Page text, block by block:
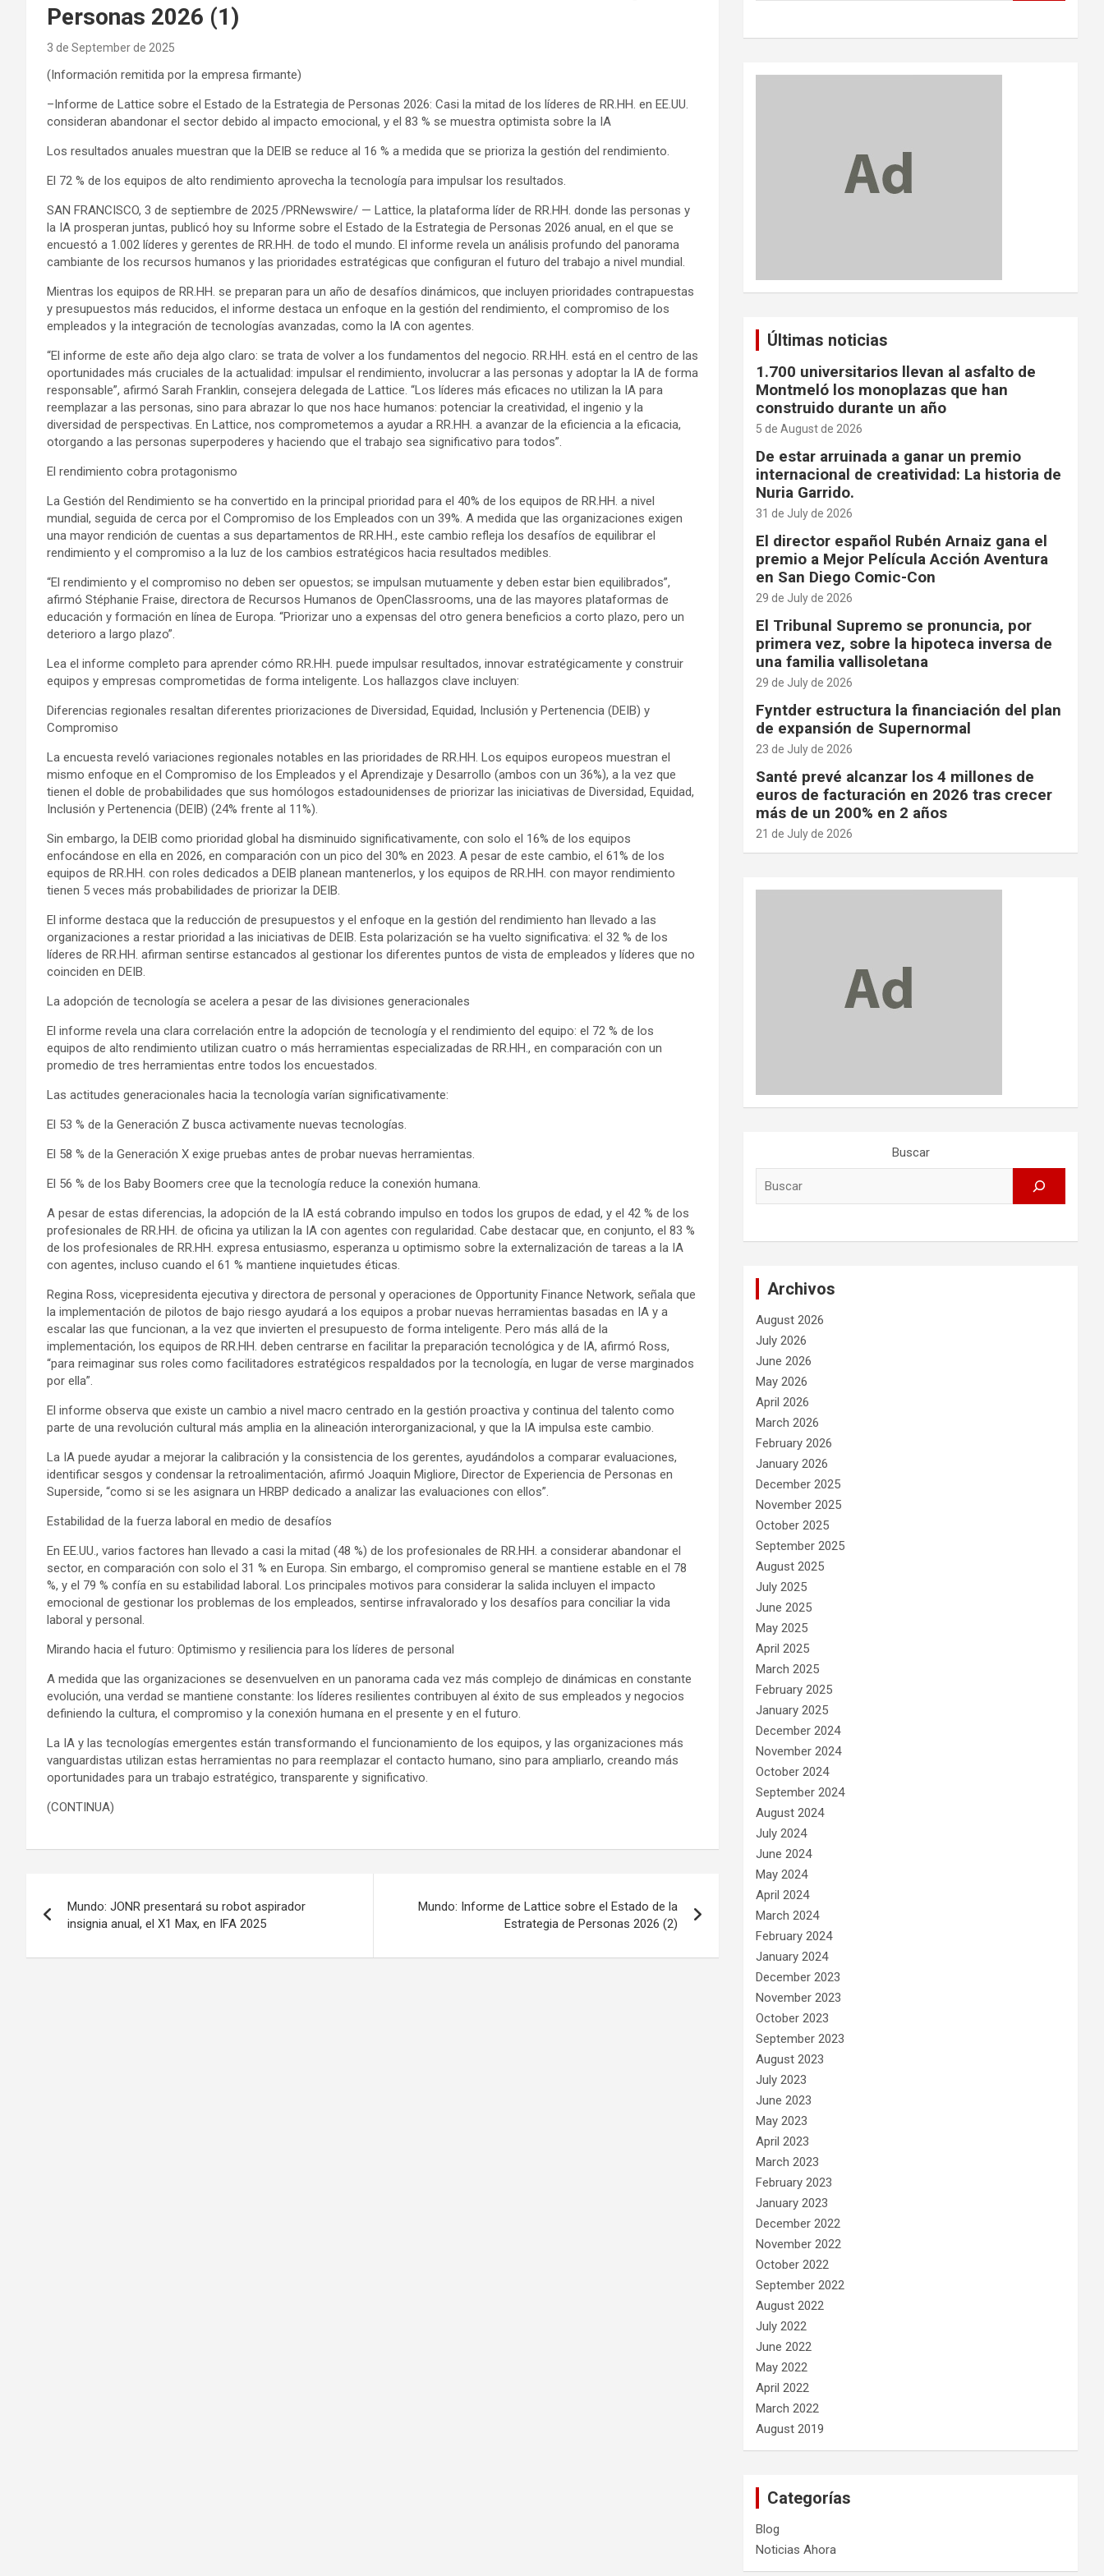
Personas 2026 (1)
3 de September de 2025
(Información remitida por la empresa firmante)
–Informe de Lattice sobre el Estado de la Estrategia de Personas 2026: Casi la mitad de los líderes de RR.HH. en EE.UU.
consideran abandonar el sector debido al impacto emocional, y el 83 % se muestra optimista sobre la IA
Los resultados anuales muestran que la DEIB se reduce al 16 % a medida que se prioriza la gestión del rendimiento.
El 72 % de los equipos de alto rendimiento aprovecha la tecnología para impulsar los resultados.
SAN FRANCISCO, 3 de septiembre de 2025 /PRNewswire/ — Lattice, la plataforma líder de RR.HH. donde las personas y
la IA prosperan juntas, publicó hoy su Informe sobre el Estado de la Estrategia de Personas 2026 anual, en el que se
encuestó a 1.002 líderes y gerentes de RR.HH. de todo el mundo. El informe revela un análisis profundo del panorama
cambiante de los recursos humanos y las prioridades estratégicas que configuran el futuro del trabajo a nivel mundial.
Mientras los equipos de RR.HH. se preparan para un año de desafíos dinámicos, que incluyen prioridades contrapuestas
y presupuestos más reducidos, el informe destaca un enfoque en la gestión del rendimiento, el compromiso de los
empleados y la integración de tecnologías avanzadas, como la IA con agentes.
“El informe de este año deja algo claro: se trata de volver a los fundamentos del negocio. RR.HH. está en el centro de las
oportunidades más cruciales de la actualidad: impulsar el rendimiento, involucrar a las personas y adoptar la IA de forma
responsable”, afirmó Sarah Franklin, consejera delegada de Lattice. “Los líderes más eficaces no utilizan la IA para
reemplazar a las personas, sino para abrazar lo que nos hace humanos: potenciar la creatividad, el ingenio y la
diversidad de perspectivas. En Lattice, nos comprometemos a ayudar a RR.HH. a avanzar de la eficiencia a la eficacia,
otorgando a las personas superpoderes y haciendo que el trabajo sea significativo para todos”.
El rendimiento cobra protagonismo
La Gestión del Rendimiento se ha convertido en la principal prioridad para el 40% de los equipos de RR.HH. a nivel
mundial, seguida de cerca por el Compromiso de los Empleados con un 39%. A medida que las organizaciones exigen
una mayor rendición de cuentas a sus departamentos de RR.HH., este cambio refleja los desafíos de equilibrar el
rendimiento y el compromiso a la luz de los cambios estratégicos hacia resultados medibles.
“El rendimiento y el compromiso no deben ser opuestos; se impulsan mutuamente y deben estar bien equilibrados”,
afirmó Stéphanie Fraise, directora de Recursos Humanos de OpenClassrooms, una de las mayores plataformas de
educación y formación en línea de Europa. “Priorizar uno a expensas del otro genera beneficios a corto plazo, pero un
deterioro a largo plazo”.
Lea el informe completo para aprender cómo RR.HH. puede impulsar resultados, innovar estratégicamente y construir
equipos y empresas comprometidas de forma inteligente. Los hallazgos clave incluyen:
Diferencias regionales resaltan diferentes priorizaciones de Diversidad, Equidad, Inclusión y Pertenencia (DEIB) y
Compromiso
La encuesta reveló variaciones regionales notables en las prioridades de RR.HH. Los equipos europeos muestran el
mismo enfoque en el Compromiso de los Empleados y el Aprendizaje y Desarrollo (ambos con un 36%), a la vez que
tienen el doble de probabilidades que sus homólogos estadounidenses de priorizar las iniciativas de Diversidad, Equidad,
Inclusión y Pertenencia (DEIB) (24% frente al 11%).
Sin embargo, la DEIB como prioridad global ha disminuido significativamente, con solo el 16% de los equipos
enfocándose en ella en 2026, en comparación con un pico del 30% en 2023. A pesar de este cambio, el 61% de los
equipos de RR.HH. con roles dedicados a DEIB planean mantenerlos, y los equipos de RR.HH. con mayor rendimiento
tienen 5 veces más probabilidades de priorizar la DEIB.
El informe destaca que la reducción de presupuestos y el enfoque en la gestión del rendimiento han llevado a las
organizaciones a restar prioridad a las iniciativas de DEIB. Esta polarización se ha vuelto significativa: el 32 % de los
líderes de RR.HH. afirman sentirse estancados al gestionar los diferentes puntos de vista de empleados y líderes que no
coinciden en DEIB.
La adopción de tecnología se acelera a pesar de las divisiones generacionales
El informe revela una clara correlación entre la adopción de tecnología y el rendimiento del equipo: el 72 % de los
equipos de alto rendimiento utilizan cuatro o más herramientas especializadas de RR.HH., en comparación con un
promedio de tres herramientas entre todos los encuestados.
Las actitudes generacionales hacia la tecnología varían significativamente:
El 53 % de la Generación Z busca activamente nuevas tecnologías.
El 58 % de la Generación X exige pruebas antes de probar nuevas herramientas.
El 56 % de los Baby Boomers cree que la tecnología reduce la conexión humana.
A pesar de estas diferencias, la adopción de la IA está cobrando impulso en todos los grupos de edad, y el 42 % de los
profesionales de RR.HH. de oficina ya utilizan la IA con agentes con regularidad. Cabe destacar que, en conjunto, el 83 %
de los profesionales de RR.HH. expresa entusiasmo, esperanza u optimismo sobre la externalización de tareas a la IA
con agentes, incluso cuando el 61 % mantiene inquietudes éticas.
Regina Ross, vicepresidenta ejecutiva y directora de personal y operaciones de Opportunity Finance Network, señala que
la implementación de pilotos de bajo riesgo ayudará a los equipos a probar nuevas herramientas basadas en IA y a
escalar las que funcionan, a la vez que invierten el presupuesto de forma inteligente. Pero más allá de la
implementación, los equipos de RR.HH. deben centrarse en facilitar la preparación tecnológica y de IA, afirmó Ross,
“para reimaginar sus roles como facilitadores estratégicos respaldados por la tecnología, en lugar de verse marginados
por ella”.
El informe observa que existe un cambio a nivel macro centrado en la gestión proactiva y continua del talento como
parte de una revolución cultural más amplia en la alineación interorganizacional, y que la IA impulsa este cambio.
La IA puede ayudar a mejorar la calibración y la consistencia de los gerentes, ayudándolos a comparar evaluaciones,
identificar sesgos y condensar la retroalimentación, afirmó Joaquin Migliore, Director de Experiencia de Personas en
Superside, “como si se les asignara un HRBP dedicado a analizar las evaluaciones con ellos”.
Estabilidad de la fuerza laboral en medio de desafíos
En EE.UU., varios factores han llevado a casi la mitad (48 %) de los profesionales de RR.HH. a considerar abandonar el
sector, en comparación con solo el 31 % en Europa. Sin embargo, el compromiso general se mantiene estable en el 78
%, y el 79 % confía en su estabilidad laboral. Los principales motivos para considerar la salida incluyen el impacto
emocional de gestionar los problemas de los empleados, sentirse infravalorado y los desafíos para conciliar la vida
laboral y personal.
Mirando hacia el futuro: Optimismo y resiliencia para los líderes de personal
A medida que las organizaciones se desenvuelven en un panorama cada vez más complejo de dinámicas en constante
evolución, una verdad se mantiene constante: los líderes resilientes contribuyen al éxito de sus empleados y negocios
definiendo la cultura, el compromiso y la conexión humana en el presente y en el futuro.
La IA y las tecnologías emergentes están transformando el funcionamiento de los equipos, y las organizaciones más
vanguardistas utilizan estas herramientas no para reemplazar el contacto humano, sino para ampliarlo, creando más
oportunidades para un trabajo estratégico, transparente y significativo.
(CONTINUA)
navigation
Mundo: JONR presentará su robot aspirador
insignia anual, el X1 Max, en IFA 2025
Mundo: Informe de Lattice sobre el Estado de la
Estrategia de Personas 2026 (2)
Últimas noticias
1.700 universitarios llevan al asfalto de
Montmeló los monoplazas que han
construido durante un año
5 de August de 2026
De estar arruinada a ganar un premio
internacional de creatividad: La historia de
Nuria Garrido.
31 de July de 2026
El director español Rubén Arnaiz gana el
premio a Mejor Película Acción Aventura
en San Diego Comic-Con
29 de July de 2026
El Tribunal Supremo se pronuncia, por
primera vez, sobre la hipoteca inversa de
una familia vallisoletana
29 de July de 2026
Fyntder estructura la financiación del plan
de expansión de Supernormal
23 de July de 2026
Santé prevé alcanzar los 4 millones de
euros de facturación en 2026 tras crecer
más de un 200% en 2 años
21 de July de 2026
Buscar
Archivos
August 2026
July 2026
June 2026
May 2026
April 2026
March 2026
February 2026
January 2026
December 2025
November 2025
October 2025
September 2025
August 2025
July 2025
June 2025
May 2025
April 2025
March 2025
February 2025
January 2025
December 2024
November 2024
October 2024
September 2024
August 2024
July 2024
June 2024
May 2024
April 2024
March 2024
February 2024
January 2024
December 2023
November 2023
October 2023
September 2023
August 2023
July 2023
June 2023
May 2023
April 2023
March 2023
February 2023
January 2023
December 2022
November 2022
October 2022
September 2022
August 2022
July 2022
June 2022
May 2022
April 2022
March 2022
August 2019
Categorías
Blog
Noticias Ahora